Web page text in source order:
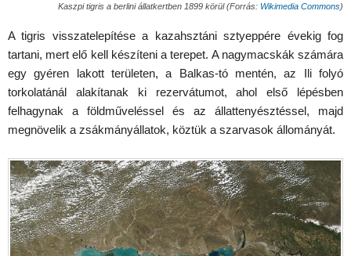
Kaszpi tigris a berlini állatkertben 1899 körül (Forrás: Wikimedia Commons)
A tigris visszatelepítése a kazahsztáni sztyeppére évekig fog
tartani, mert elő kell készíteni a terepet. A nagymacskák számára
egy gyéren lakott területen, a Balkas-tó mentén, az Ili folyó
torkolatánál alakítanak ki rezervátumot, ahol első lépésben
felhagynak a földműveléssel és az állattenyésztéssel, majd
megnövelik a zsákmányállatok, köztük a szarvasok állományát.